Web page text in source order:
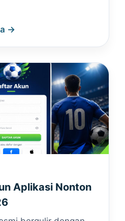
→
Aplikasi Nonton